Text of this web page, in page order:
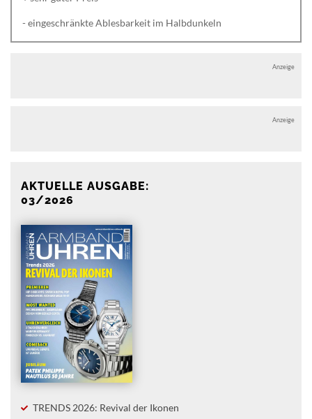
- eingeschränkte Ablesbarkeit im Halbdunkeln
Anzeige
Anzeige
AKTUELLE AUSGABE:
03/2026
TRENDS 2026: Revival der Ikonen